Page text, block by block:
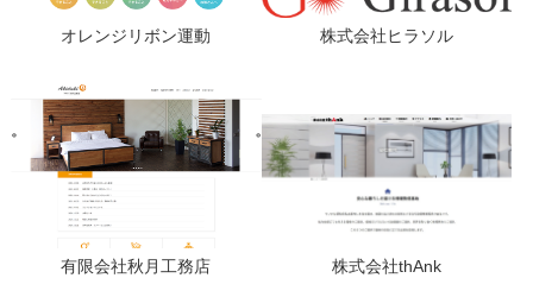
オレンジリボン運動 株式会社ヒラソル
有限会社秋月工務店 株式会社thAnk